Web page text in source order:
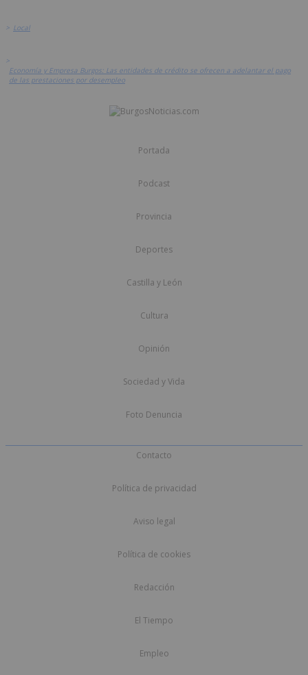
> Local
>
Economía y Empresa Burgos: Las entidades de crédito se ofrecen a adelantar el pago
de las prestaciones por desempleo
Portada
Podcast
Provincia
Deportes
Castilla y León
Cultura
Opinión
Sociedad y Vida
Foto Denuncia
Contacto
Política de privacidad
Aviso legal
Política de cookies
Redacción
El Tiempo
Empleo